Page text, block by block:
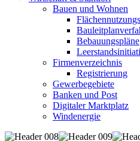
Bauen und Wohnen
Bebauungspläne
Firmenverzeichnis
Registrierung
Gewerbegebiete
Banken und Post
Digitaler Marktplatz
Windenergie